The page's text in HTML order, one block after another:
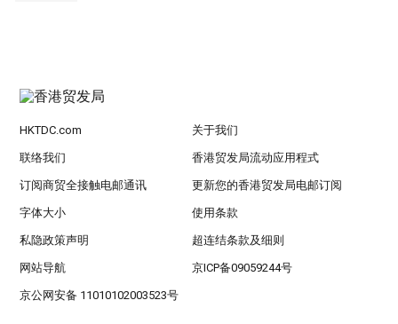
HKTDC.com 关于我们
联络我们 香港贸发局流动应用程式
订阅商贸全接触电邮通讯 更新您的香港贸发局电邮订阅
字体大小 使用条款
私隐政策声明 超连结条款及细则
网站导航 京ICP备09059244号
京公网安备 11010102003523号